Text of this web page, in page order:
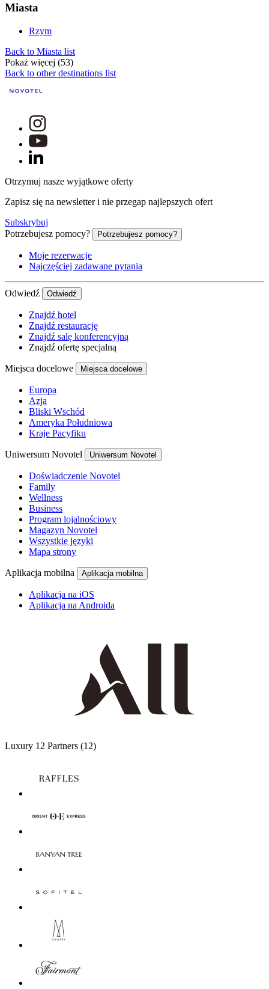
Miasta
Rzym
Back to Miasta list
Pokaż więcej (53)
Back to other destinations list
Otrzymuj nasze wyjątkowe oferty
Zapisz się na newsletter i nie przegap najlepszych ofert
Subskrybuj
Potrzebujesz pomocy?
Potrzebujesz pomocy?
Moje rezerwacje
Najczęściej zadawane pytania
Odwiedź Odwiedź
Znajdź hotel
Znajdź restaurację
Znajdź salę konferencyjną
Znajdź ofertę specjalną
Miejsca docelowe Miejsca docelowe
Europa
Azja
Bliski Wschód
Ameryka Południowa
Kraje Pacyfiku
Uniwersum Novotel Uniwersum Novotel
Doświadczenie Novotel
Family
Wellness
Business
Program lojalnościowy
Magazyn Novotel
Wszystkie języki
Mapa strony
Aplikacja mobilna Aplikacja mobilna
Aplikacja na iOS
Aplikacja na Androida
Luxury 12 Partners (12)